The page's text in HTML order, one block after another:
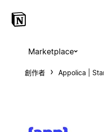
Marketplace
創作者 Appolica |